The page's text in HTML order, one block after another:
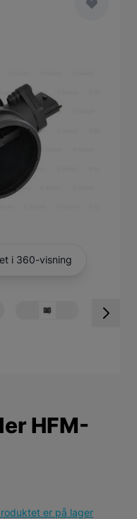
i 360-visning
image
View larger
HFM-
er på lager